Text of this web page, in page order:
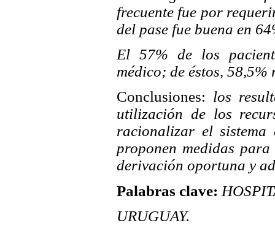
frecuente fue por
del pase fue buena en
El 57% de los
médico; de éstos,
Conclusiones: los
utilización de los
racionalizar el sistema
proponen medidas
derivación oportuna y
Palabras clave:
URUGUAY.